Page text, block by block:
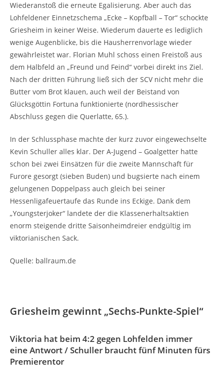
Wiederanstoß die erneute Egalisierung. Aber auch das
Lohfeldener Einnetzschema „Ecke – Kopfball – Tor“ schockte
Griesheim in keiner Weise. Wiederum dauerte es lediglich
wenige Augenblicke, bis die Hausherrenvorlage wieder
gewährleistet war. Florian Muhl schoss einen Freistoß aus
dem Halbfeld an „Freund und Feind“ vorbei direkt ins Ziel.
Nach der dritten Führung ließ sich der SCV nicht mehr die
Butter vom Brot klauen, auch weil der Beistand von
Glücksgöttin Fortuna funktionierte (nordhessischer
Abschluss gegen die Querlatte, 65.).
In der Schlussphase machte der kurz zuvor eingewechselte
Kevin Schuller alles klar. Der A-Jugend – Goalgetter hatte
schon bei zwei Einsätzen für die zweite Mannschaft für
Furore gesorgt (sieben Buden) und bugsierte nach einem
gelungenen Doppelpass auch gleich bei seiner
Hessenligafeuertaufe das Runde ins Eckige. Dank dem
„Youngsterjoker“ landete der die Klassenerhaltsaktien
enorm steigende dritte Saisonheimdreier endgültig im
viktorianischen Sack.
Quelle: ballraum.de
Griesheim gewinnt „Sechs-Punkte-Spiel“
Viktoria hat beim 4:2 gegen Lohfelden immer
eine Antwort / Schuller braucht fünf Minuten fürs
Premierentor